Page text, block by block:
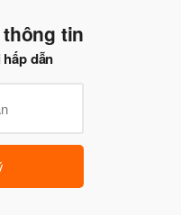
tin
dẫn